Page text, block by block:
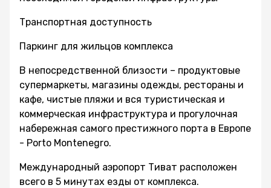
Транспортная доступность
Паркинг для жильцов комплекса
В непосредственной близости – продуктовые
супермаркеты, магазины одежды, рестораны и
кафе, чистые пляжи и вся туристическая и
коммерческая инфраструктура и прогулочная
набережная самого престижного порта в Европе
- Porto Montenegro.
Международный аэропорт Тиват расположен
всего в 5 минутах езды от комплекса.